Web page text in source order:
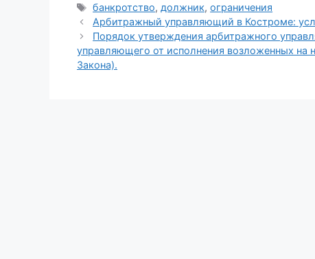
Метки
банкротство,должник,ограничения
Арбитражный управляющий в Костроме:
Порядок утверждения арбитражного
управляющего от исполнения возложенных на
Закона).